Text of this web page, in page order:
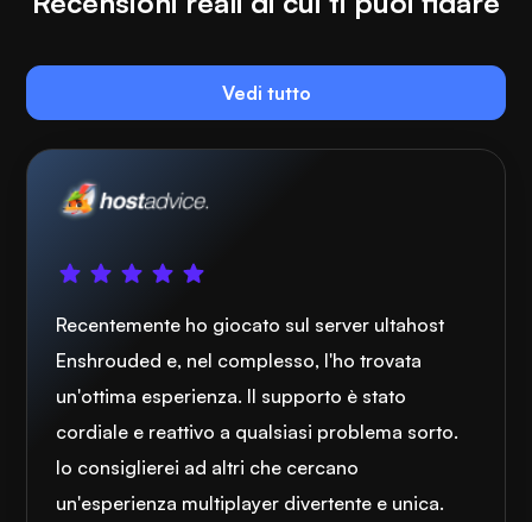
Vedi tutto
Recentemente ho giocato sul server ultahost
Enshrouded e, nel complesso, l'ho trovata
un'ottima esperienza. Il supporto è stato
cordiale e reattivo a qualsiasi problema sorto.
lo consiglierei ad altri che cercano
un'esperienza multiplayer divertente e unica.